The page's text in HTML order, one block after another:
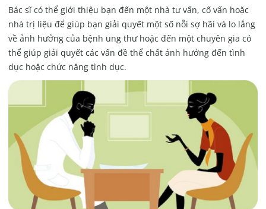
Bác sĩ có thể giới thiệu bạn đến một nhà tư vấn, cố vấn hoặc
nhà trị liệu để giúp bạn giải quyết một số nỗi sợ hãi và lo lắng
về ảnh hưởng của bệnh ung thư hoặc đến một chuyên gia có
thể giúp giải quyết các vấn đề thể chất ảnh hưởng đến tình
dục hoặc chức năng tình dục.